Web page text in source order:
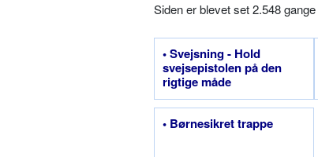
Siden er blevet set 2.548
• Svejsning - Hold
svejsepistolen på den
rigtige måde
• Børnesikret trappe